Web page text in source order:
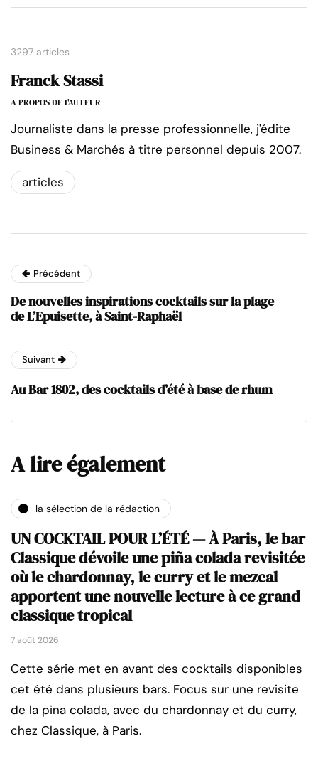
3297 articles
Franck Stassi
A PROPOS DE L'AUTEUR
Journaliste dans la presse professionnelle, j'édite
Business & Marchés à titre personnel depuis 2007.
articles
Précédent
De nouvelles inspirations cocktails sur la plage
de L’Epuisette, à Saint-Raphaël
Suivant
Au Bar 1802, des cocktails d’été à base de rhum
A lire également
la sélection de la rédaction
UN COCKTAIL POUR L’ÉTÉ — À Paris, le bar
Classique dévoile une piña colada revisitée
où le chardonnay, le curry et le mezcal
apportent une nouvelle lecture à ce grand
classique tropical
7 août 2026
Cette série met en avant des cocktails disponibles
cet été dans plusieurs bars. Focus sur une revisite
de la pina colada, avec du chardonnay et du curry,
chez Classique, à Paris.